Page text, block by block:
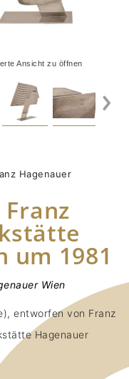
Ansicht zu öffnen
Hagenauer
um 1981
Wien
entworfen von Franz
Hagenauer